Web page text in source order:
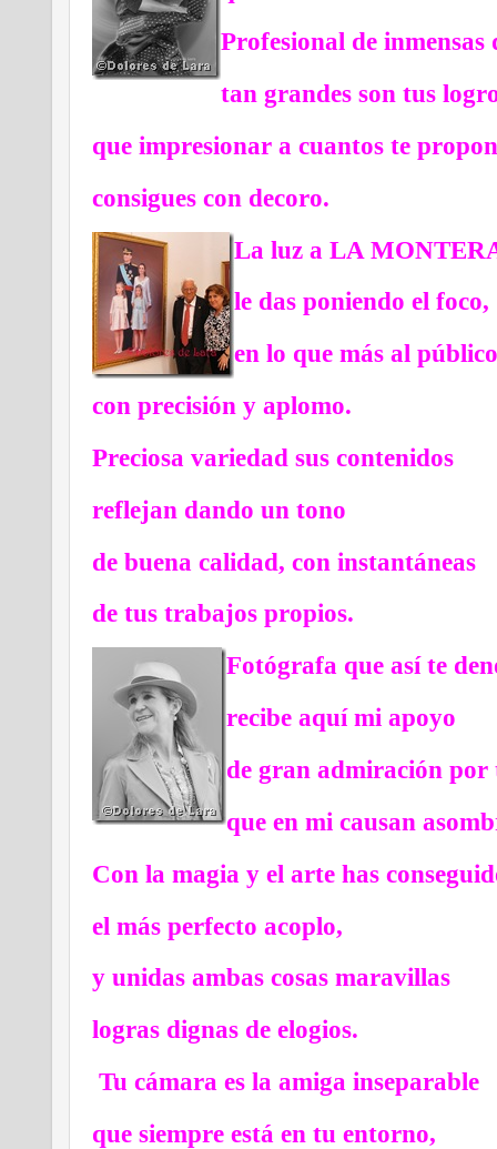
Profesional de inmensas
tan grandes son tus
que impresionar a cuantos te
consigues con decoro.
La luz a LA
le das poniendo el foco,
en lo que más al
con precisión y aplomo.
Preciosa variedad sus contenidos
reflejan dando un tono
de buena calidad, con instantáneas
de tus trabajos propios.
Fotógrafa que así te
recibe aquí mi apoyo
de gran admiración
que en mi causan
Con la magia y el arte has
el más perfecto acoplo,
y unidas ambas cosas maravillas
logras dignas de elogios.
Tu cámara es la amiga inseparable
que siempre está en tu entorno,